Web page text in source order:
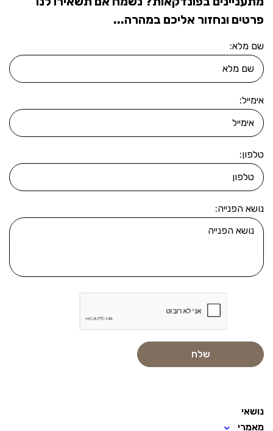
פרטים ונחזור אליכם במהרה...
שם מלא:
אימייל:
טלפון:
נושא הפנייה:
נושאי
מאמרי